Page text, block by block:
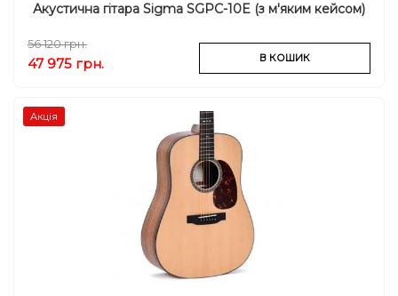
Акустична гітара Sigma SGPC-10E (з м'яким кейсом)
56 120 грн.
47 975 грн. В КОШИК
Акція